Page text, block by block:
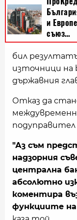
бил
източници на
държавния
Отказ да
"Аз съм
надзорния
централна
абсолютно
коментира
функциите